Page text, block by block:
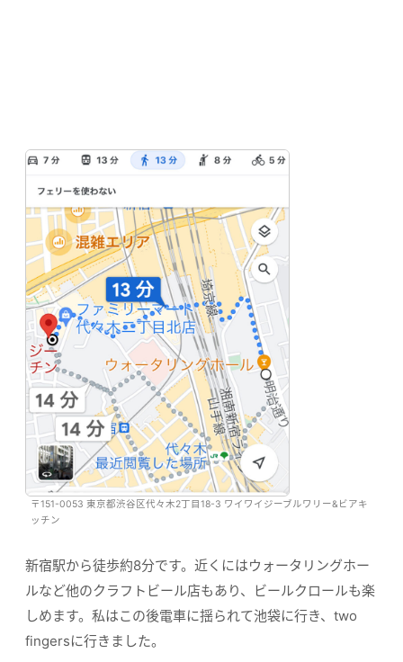
〒151-0053 東京都渋谷区代々木2丁目18-3 ワイワイジーブルワリー&ビアキ
ッチン
新宿駅から徒歩約8分です。近くにはウォータリングホー
ルなど他のクラフトビール店もあり、ビールクロールも楽
しめます。私はこの後電車に揺られて池袋に行き、two
fingersに行きました。